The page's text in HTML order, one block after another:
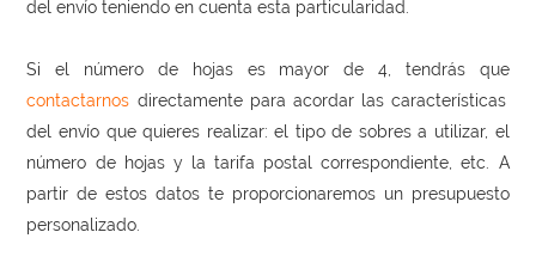
del envío teniendo en cuenta esta particularidad.
Si el número de hojas es mayor de 4, tendrás que
contactarnos directamente para acordar las características
del envío que quieres realizar: el tipo de sobres a utilizar, el
número de hojas y la tarifa postal correspondiente, etc. A
partir de estos datos te proporcionaremos un presupuesto
personalizado.